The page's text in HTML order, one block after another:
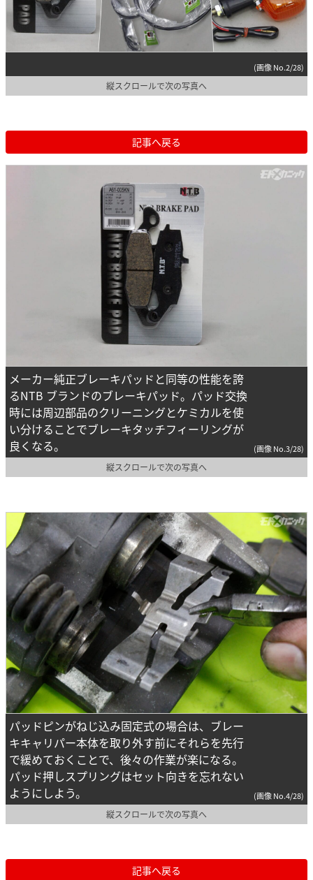
(画像 No.2/28)
縦スクロールで次の写真へ
記事へ戻る
メーカー純正ブレーキパッドと同等の性能を誇
るNTB ブランドのブレーキパッド。パッド交換
時には周辺部品のクリーニングとケミカルを使
い分けることでブレーキタッチフィーリングが
良くなる。
(画像 No.3/28)
縦スクロールで次の写真へ
パッドピンがねじ込み固定式の場合は、ブレー
キキャリパー本体を取り外す前にそれらを先行
で緩めておくことで、後々の作業が楽になる。
パッド押しスプリングはセット向きを忘れない
ようにしよう。
(画像 No.4/28)
縦スクロールで次の写真へ
記事へ戻る